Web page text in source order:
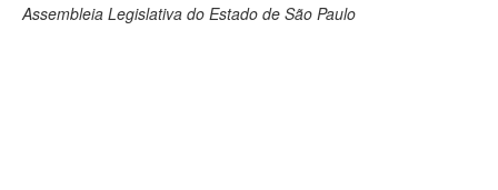
Assembleia Legislativa do Estado de São Paulo